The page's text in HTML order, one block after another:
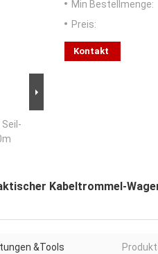
Min Bestellmenge:
Preis:
Kontakt
Kabeltrommel-
&Tools